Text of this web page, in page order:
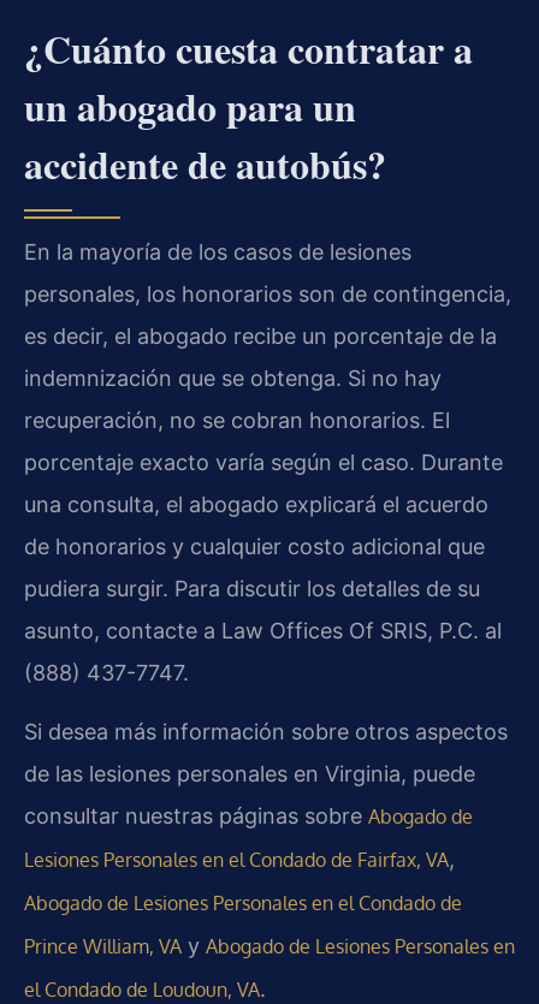
¿Cuánto cuesta contratar a
un abogado para un
accidente de autobús?
En la mayoría de los casos de lesiones
personales, los honorarios son de contingencia,
es decir, el abogado recibe un porcentaje de la
indemnización que se obtenga. Si no hay
recuperación, no se cobran honorarios. El
porcentaje exacto varía según el caso. Durante
una consulta, el abogado explicará el acuerdo
de honorarios y cualquier costo adicional que
pudiera surgir. Para discutir los detalles de su
asunto, contacte a Law Offices Of SRIS, P.C. al
(888) 437-7747.
Si desea más información sobre otros aspectos
de las lesiones personales en Virginia, puede
consultar nuestras páginas sobre Abogado de
Lesiones Personales en el Condado de Fairfax, VA,
Abogado de Lesiones Personales en el Condado de
Prince William, VA y Abogado de Lesiones Personales en
el Condado de Loudoun, VA.